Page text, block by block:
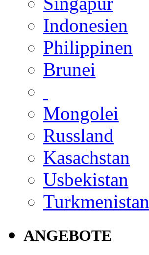
Indonesien
Philippinen
Brunei
Mongolei
Russland
Kasachstan
Usbekistan
Turkmenistan
ANGEBOTE